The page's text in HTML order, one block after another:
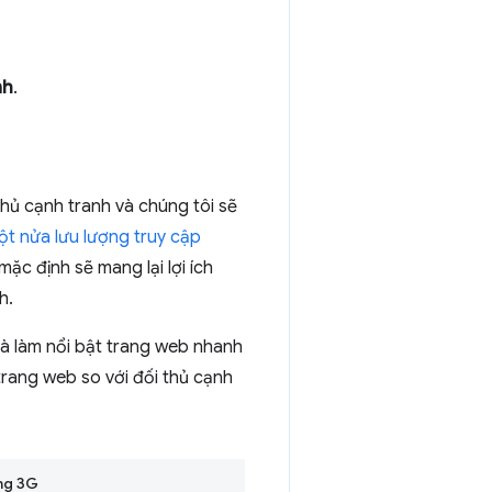
.
cạnh tranh và chúng tôi sẽ
nửa lưu lượng truy cập
định sẽ mang lại lợi ích
làm nổi bật trang web nhanh
web so với đối thủ cạnh
3G